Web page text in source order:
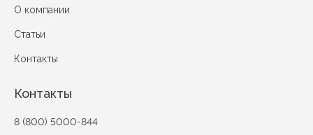
О компании
Статьи
Контакты
Контакты
8 (800) 5000-844